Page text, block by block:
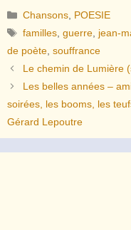
Catégories
Chansons POESIE
Étiquettes
familles ,guerre jean-
de poète souffrance
Le chemin de Lumière
Les belles années –
soirées, les booms, les
Gérard Lepoutre